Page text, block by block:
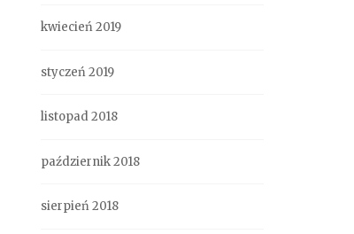
kwiecień 2019
styczeń 2019
listopad 2018
październik 2018
sierpień 2018